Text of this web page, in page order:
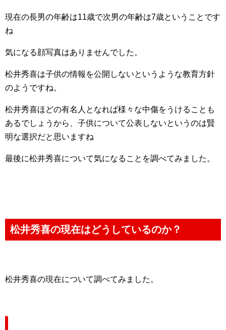
現在の長男の年齢は11歳で次男の年齢は7歳ということです
ね
気になる顔写真はありませんでした。
松井秀喜は子供の情報を公開しないというような教育方針
のようですね。
松井秀喜ほどの有名人となれば様々な中傷をうけることも
あるでしょうから、子供について公表しないというのは賢
明な選択だと思いますね
最後に松井秀喜について気になることを調べてみました。
松井秀喜の現在はどうしているのか？
松井秀喜の現在について調べてみました。